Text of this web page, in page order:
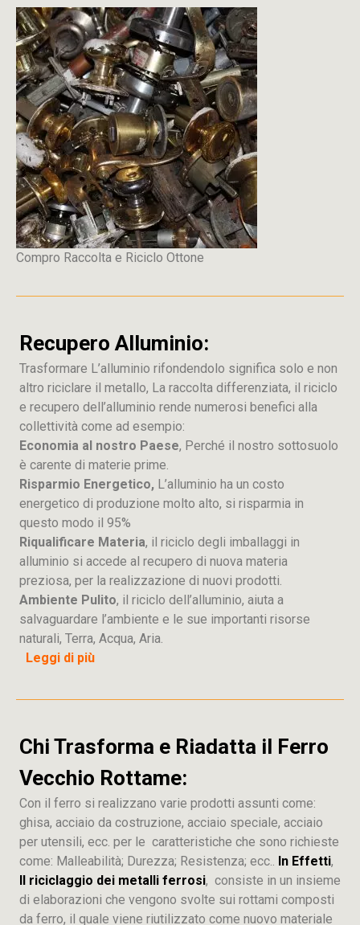
Compro Raccolta e Riciclo Ottone
Recupero Alluminio:
Trasformare L’alluminio rifondendolo significa solo e non
altro riciclare il metallo, La raccolta differenziata, il riciclo
e recupero dell’alluminio rende numerosi benefici alla
collettività come ad esempio:
Economia al nostro Paese, Perché il nostro sottosuolo
è carente di materie prime.
Risparmio Energetico, L’alluminio ha un costo
energetico di produzione molto alto, si risparmia in
questo modo il 95%
Riqualificare Materia, il riciclo degli imballaggi in
alluminio si accede al recupero di nuova materia
preziosa, per la realizzazione di nuovi prodotti.
Ambiente Pulito, il riciclo dell’alluminio, aiuta a
salvaguardare l’ambiente e le sue importanti risorse
naturali, Terra, Acqua, Aria.
Leggi di più
Chi Trasforma e Riadatta il Ferro
Vecchio Rottame:
Con il ferro si realizzano varie prodotti assunti come:
ghisa, acciaio da costruzione, acciaio speciale, acciaio
per utensili, ecc. per le caratteristiche che sono richieste
come: Malleabilità; Durezza; Resistenza; ecc.. In Effetti,
Il riciclaggio dei metalli ferrosi, consiste in un insieme
di elaborazioni che vengono svolte sui rottami composti
da ferro, il quale viene riutilizzato come nuovo materiale